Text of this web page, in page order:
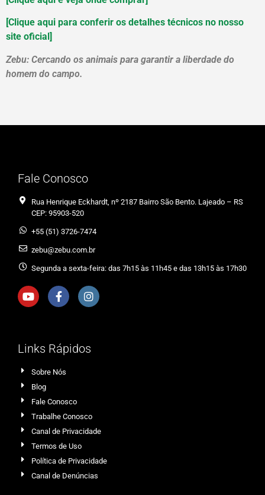
[Clique aqui para conferir os detalhes técnicos no nosso
site oficial]
Zebu: Cercando os animais para garantir a liberdade do
homem do campo.
Fale Conosco
Rua Henrique Eckhardt, nº 2187 Bairro São Bento. Lajeado – RS
CEP: 95903-520
+55 (51) 3726-7474
zebu@zebu.com.br
Segunda a sexta-feira: das 7h15 às 11h45 e das 13h15 às 17h30
Links Rápidos
Sobre Nós
Blog
Fale Conosco
Trabalhe Conosco
Canal de Privacidade
Termos de Uso
Política de Privacidade
Canal de Denúncias